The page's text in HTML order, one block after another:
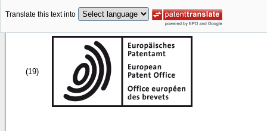
Translate this text into
(19)